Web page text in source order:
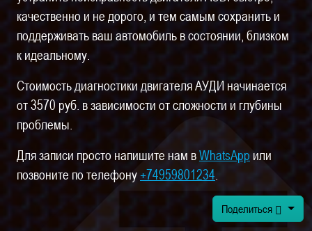
качественно и не дорого, и тем самым сохранить и
поддерживать ваш автомобиль в состоянии, близком
к идеальному.
Стоимость диагностики двигателя АУДИ начинается
от 3570 руб. в зависимости от сложности и глубины
проблемы.
Для записи просто напишите нам вWhatsApp или
позвоните по телефону+74959801234
Поделиться